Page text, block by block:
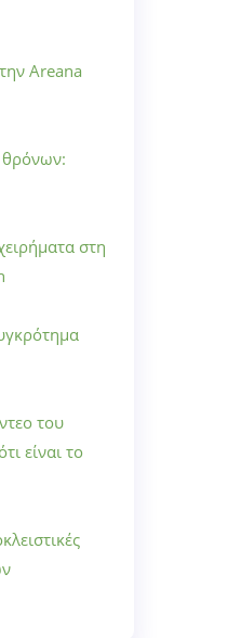
Areana
θρόνων:
στη
του
είναι το